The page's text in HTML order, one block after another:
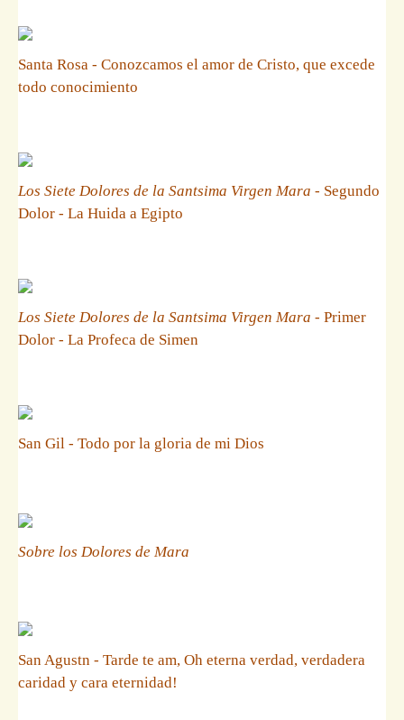
Santa Rosa - Conozcamos el amor de Cristo, que excede
todo conocimiento
Los Siete Dolores de la Santsima Virgen Mara - Segundo
Dolor - La Huida a Egipto
Los Siete Dolores de la Santsima Virgen Mara - Primer
Dolor - La Profeca de Simen
San Gil - Todo por la gloria de mi Dios
Sobre los Dolores de Mara
San Agustn - Tarde te am, Oh eterna verdad, verdadera
caridad y cara eternidad!